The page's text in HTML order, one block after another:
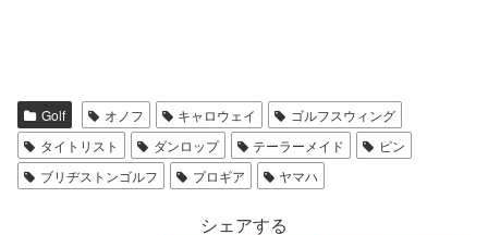
Golf オノフ キャロウェイ
ゴルフスウィング
タイトリスト
ダンロップ テーラーメイド
ピン
ブリヂストンゴルフ
プロギア ヤマハ
シェアする